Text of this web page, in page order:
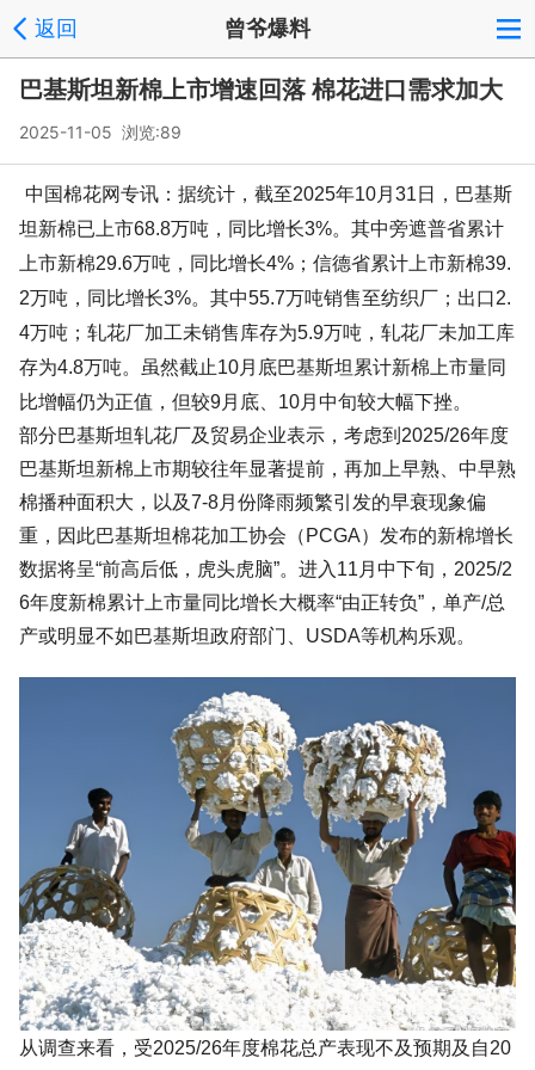
返回 曾爷爆料
巴基斯坦新棉上市增速回落 棉花进口需求加大
2025-11-05 浏览:89
中国棉花网专讯：据统计，截至2025年10月31日，巴基斯
坦新棉已上市68.8万吨，同比增长3%。其中旁遮普省累计
上市新棉29.6万吨，同比增长4%；信德省累计上市新棉39.
2万吨，同比增长3%。其中55.7万吨销售至纺织厂；出口2.
4万吨；轧花厂加工未销售库存为5.9万吨，轧花厂未加工库
存为4.8万吨。虽然截止10月底巴基斯坦累计新棉上市量同
比增幅仍为正值，但较9月底、10月中旬较大幅下挫。
部分巴基斯坦轧花厂及贸易企业表示，考虑到2025/26年度
巴基斯坦新棉上市期较往年显著提前，再加上早熟、中早熟
棉播种面积大，以及7-8月份降雨频繁引发的早衰现象偏
重，因此巴基斯坦棉花加工协会（PCGA）发布的新棉增长
数据将呈“前高后低，虎头虎脑”。进入11月中下旬，2025/2
6年度新棉累计上市量同比增长大概率“由正转负”，单产/总
产或明显不如巴基斯坦政府部门、USDA等机构乐观。
从调查来看，受2025/26年度棉花总产表现不及预期及自20